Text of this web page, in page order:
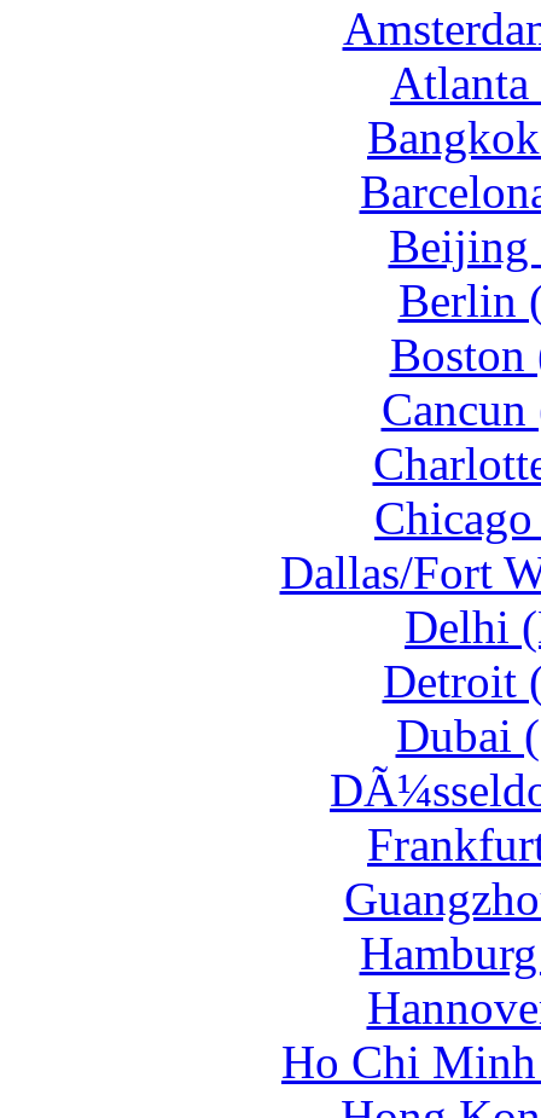
Beijing
Berlin
Boston
Dallas/Fort
Delhi
Detroit
Dubai
Ho Chi